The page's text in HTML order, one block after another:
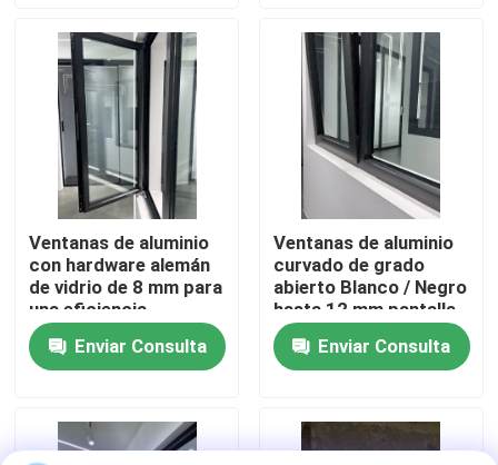
Sobre nosotros
Viaje de la fábrica
Control de calidad
Éntrenos en contacto con
Pida una cita
Ventanas dobladas de aluminio
Ventanas de aluminio
con hardware alemán
de vidrio de 8 mm para
una eficiencia
energética completa
Enviar Consulta
Ventanas de aluminio
curvado de grado
abierto Blanco / Negro
hasta 12 mm pantalla
de fibra de vidrio de
vidrioEnviar Consulta